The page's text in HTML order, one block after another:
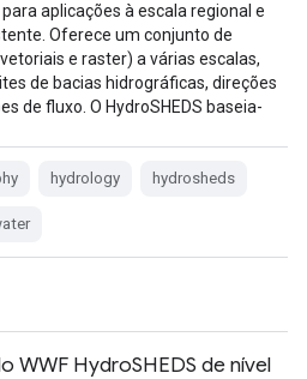
aplicações à escala regional e
Oferece um conjunto de
e raster) a várias escalas,
de bacias hidrográficas, direções
de fluxo. O HydroSHEDS baseia-
hydrology hydrosheds
WWF HydroSHEDS de nível